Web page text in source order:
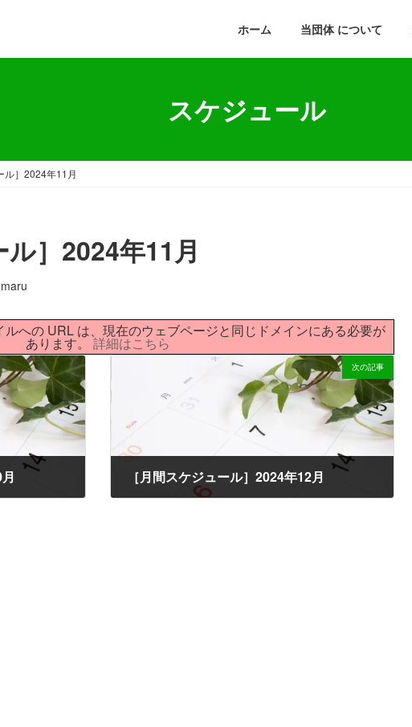
ホーム 当団体 について
スケジュール
ル］2024年11月
ル］2024年11月
maru
への URL は、現在のウェブページと同じドメインにある必要が
あります。詳細はこちら
次の記事
［月間スケジュール］2024年12月